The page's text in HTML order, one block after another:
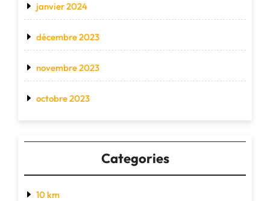
janvier 2024
décembre 2023
novembre 2023
octobre 2023
Categories
10 km